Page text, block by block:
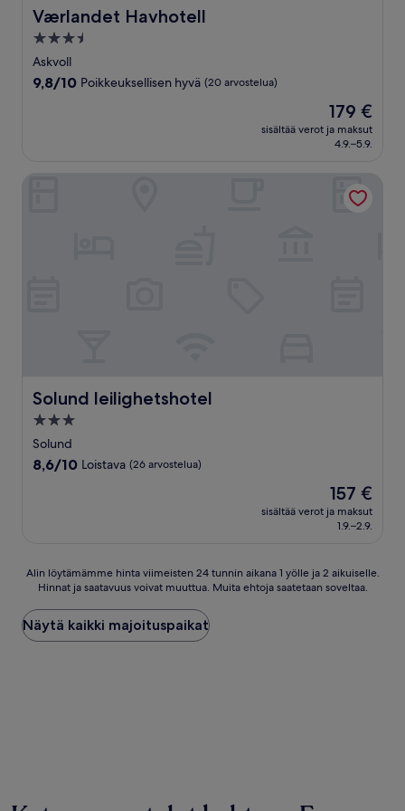
Værlandet Havhotell
Værlandet Havhotell
3.5
tähden
majoituspaikka
Askvoll
9.8
arvostelua)
9,8/10 Poikkeuksellisen hyvä (20 arvostelua)
Hinta
on
179 €
179 €
sisältää verot ja maksut
4.9.–5.9.
Solund leilighetshotel
Solund leilighetshotel
3.0
tähden
majoituspaikka
Solund
8.6
8,6/10 Loistava (26 arvostelua)
Hinta
on
157 €
157 €
sisältää verot ja maksut
1.9.–2.9.
Alin
löytämämme
hinta
viimeisten
24
Alin löytämämme hinta viimeisten 24 tunnin aikana 1 yölle ja 2 aikuiselle.
Hinnat ja saatavuus voivat muuttua. Muita ehtoja saatetaan soveltaa.
Näytä kaikki majoituspaikat